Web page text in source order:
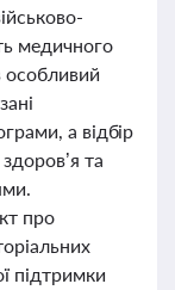
медичного
особливий
а відбір
та
про
підтримки